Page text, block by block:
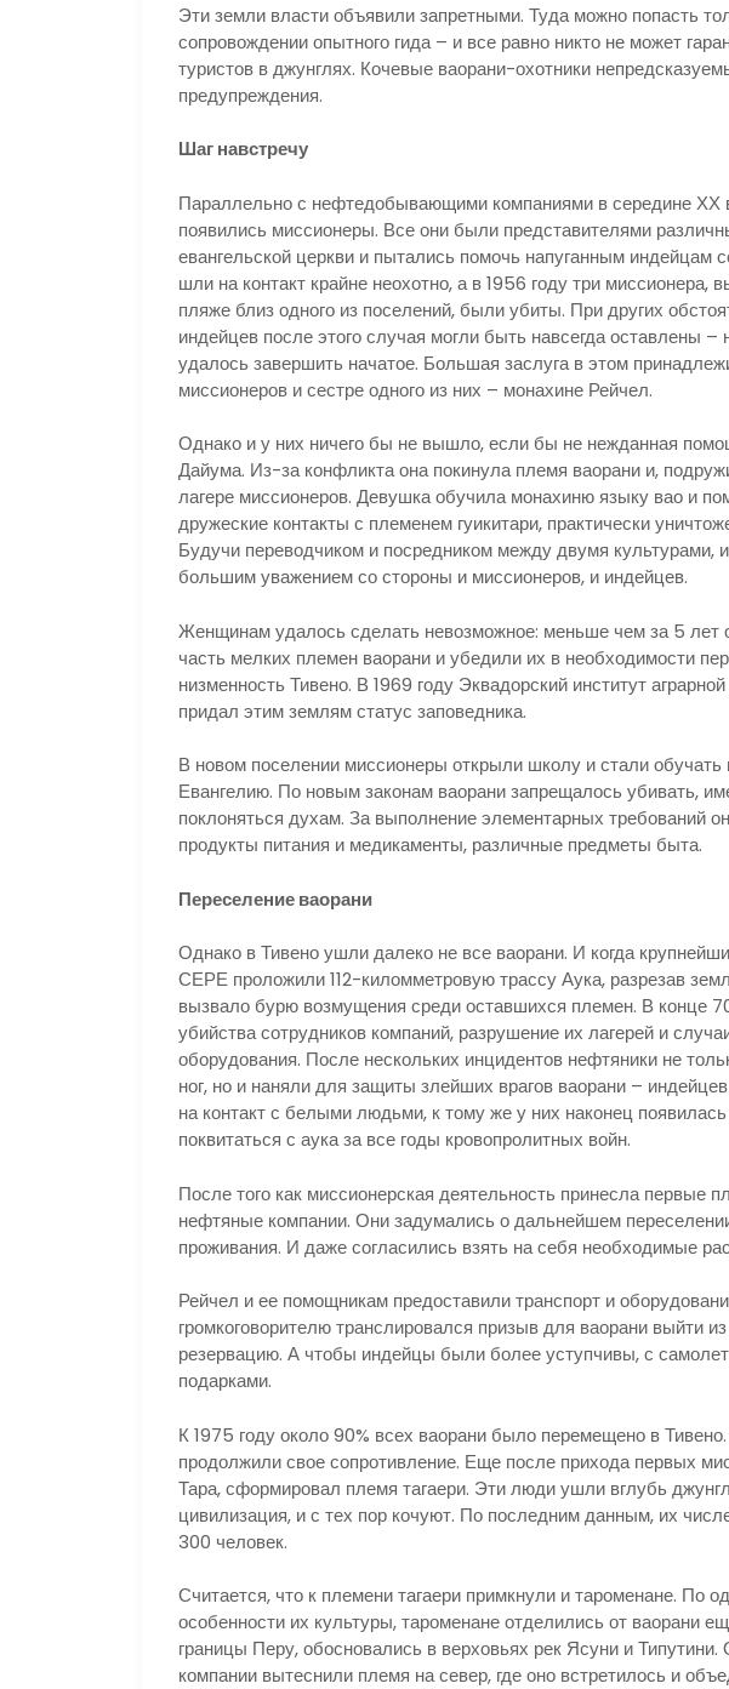
Эти земли власти объявили запретными. Туда можно попасть
сопровождении опытного гида – и все равно никто не может
туристов в джунглях. Кочевые ваорани-охотники
предупреждения.
Шаг навстречу
Параллельно с нефтедобывающими компаниями в середине ХХ
появились миссионеры. Все они были представителями
евангельской церкви и пытались помочь напуганным индейцам
шли на контакт крайне неохотно, а в 1956 году три
пляже близ одного из поселений, были убиты. При других
индейцев после этого случая могли быть навсегда оставлены –
удалось завершить начатое. Большая заслуга в этом
миссионеров и сестре одного из них – монахине Рейчел.
Однако и у них ничего бы не вышло, если бы не нежданная
Дайума. Из-за конфликта она покинула племя ваорани и,
лагере миссионеров. Девушка обучила монахиню языку вао и
дружеские контакты с племенем гуикитари, практически
Будучи переводчиком и посредником между двумя культурами,
большим уважением со стороны и миссионеров, и индейцев.
Женщинам удалось сделать невозможное: меньше чем за 5
часть мелких племен ваорани и убедили их в необходимости
низменность Тивено. В 1969 году Эквадорский институт
придал этим землям статус заповедника.
В новом поселении миссионеры открыли школу и стали
Евангелию. По новым законам ваорани запрещалось убивать,
поклоняться духам. За выполнение элементарных требований
продукты питания и медикаменты, различные предметы быта.
Переселение ваорани
Однако в Тивено ушли далеко не все ваорани. И когда
СЕРЕ проложили 112-киломметровую трассу Аука, разрезав
вызвало бурю возмущения среди оставшихся племен. В конце
убийства сотрудников компаний, разрушение их лагерей и
оборудования. После нескольких инцидентов нефтяники не
ног, но и наняли для защиты злейших врагов ваорани –
на контакт с белыми людьми, к тому же у них наконец
поквитаться с аука за все годы кровопролитных войн.
После того как миссионерская деятельность принесла первые
нефтяные компании. Они задумались о дальнейшем
проживания. И даже согласились взять на себя необходимые
Рейчел и ее помощникам предоставили транспорт и
громкоговорителю транслировался призыв для ваорани выйти
резервацию. А чтобы индейцы были более уступчивы, с
подарками.
К 1975 году около 90% всех ваорани было перемещено в
продолжили свое сопротивление. Еще после прихода первых
Тара, сформировал племя тагаери. Эти люди ушли вглубь
цивилизация, и с тех пор кочуют. По последним данным, их
300 человек.
Считается, что к племени тагаери примкнули и тароменане. По
особенности их культуры, тароменане отделились от ваорани
границы Перу, обосновались в верховьях рек Ясуни и
компании вытеснили племя на север, где оно встретилось и